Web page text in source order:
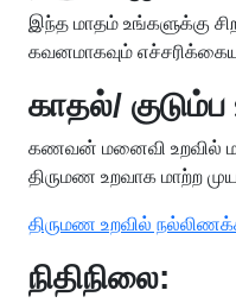
இந்த மாதம் உங்களுக்கு
கவனமாகவும்
காதல்/ குடும்ப
கணவன் மனைவி உறவில்
திருமண உறவாக மாற்ற
திருமண உறவில்
நிதிநிலை: